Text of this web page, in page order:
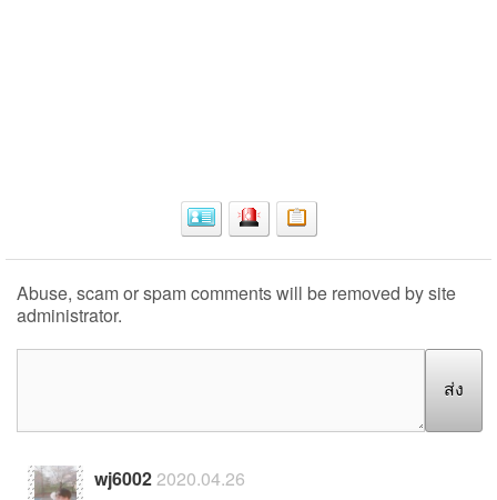
Abuse, scam or spam comments will be removed by site
administrator.
ส่ง
wj60022020.04.26